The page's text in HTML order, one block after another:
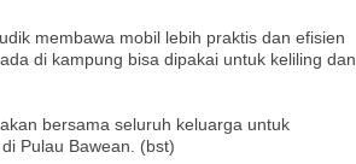
membawa mobil lebih praktis dan efisien
di kampung bisa dipakai untuk keliling dan
bersama seluruh keluarga untuk
Pulau Bawean. (bst)